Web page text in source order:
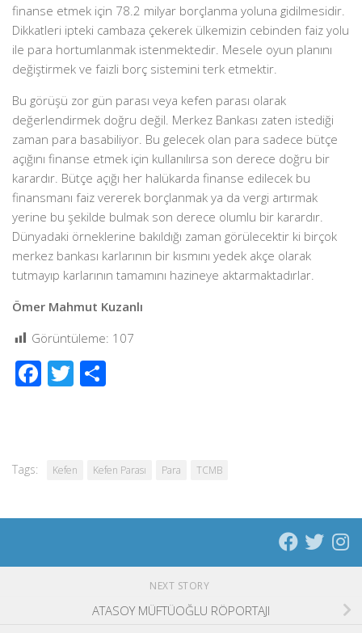
finanse etmek için 78.2 milyar borçlanma yoluna gidilmesidir.
Dikkatleri ipteki cambaza çekerek ülkemizin cebinden faiz yolu
ile para hortumlanmak istenmektedir. Mesele oyun planını
değiştirmek ve faizli borç sistemini terk etmektir.
Bu görüşü zor gün parası veya kefen parası olarak
değerlendirmek doğru değil. Merkez Bankası zaten istediği
zaman para basabiliyor. Bu gelecek olan para sadece bütçe
açığını finanse etmek için kullanılırsa son derece doğru bir
karardır. Bütçe açığı her halükarda finanse edilecek bu
finansmanı faiz vererek borçlanmak ya da vergi artırmak
yerine bu şekilde bulmak son derece olumlu bir karardır.
Dünyadaki örneklerine bakıldığı zaman görülecektir ki birçok
merkez bankası karlarının bir kısmını yedek akçe olarak
tutmayıp karlarının tamamını hazineye aktarmaktadırlar.
Ömer Mahmut Kuzanlı
Görüntüleme: 107
Facebook
Twitter
Tags: Kefen Kefen Parası Para TCMB
NEXT STORY
ATASOY MÜFTÜOĞLU RÖPORTAJI